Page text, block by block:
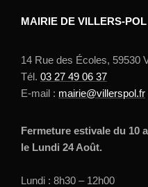
MAIRIE DE VILLERS-POL
14 Rue des Écoles, 59530
Tél. 03 27 49 06 37
E-mail : mairie@villerspol.fr
Fermeture estivale du 10
le Lundi 24 Août.
Lundi : 8h30 – 12h00